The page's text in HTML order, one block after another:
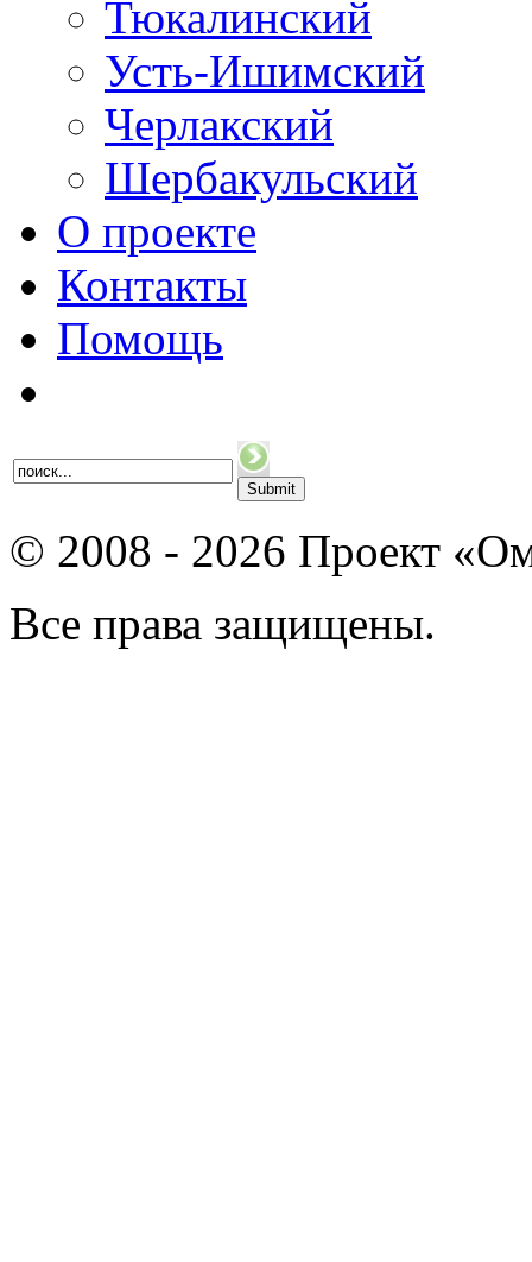
Тюкалинский
Усть-Ишимский
Черлакский
Шербакульский
О проекте
Контакты
Помощь
© 2008 - 2026 Проект
Все права защищены.